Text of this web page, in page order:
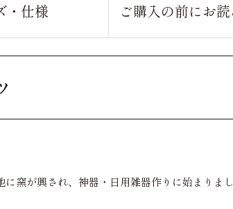
・仕様 ご購入の前にお
窯が興され、神器・日用雑器作りに始まりま